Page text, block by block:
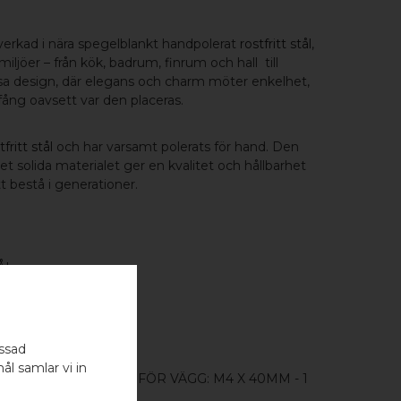
i nära spegelblankt handpolerat rostfritt stål,
– från kök, badrum, finrum och hall till
design, där elegans och charm möter enkelhet,
oavsett var den placeras.
stål och har varsamt polerats för hand. Den
solida materialet ger en kvalitet och hållbarhet
bestå i generationer.
- 1 ST / SKRUVSTIFT FÖR VÄGG: M4 X 40MM - 1
samlar vi in